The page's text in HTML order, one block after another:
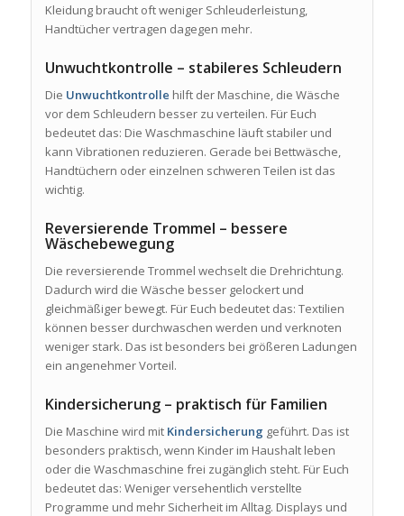
Kleidung braucht oft weniger Schleuderleistung,
Handtücher vertragen dagegen mehr.
Unwuchtkontrolle – stabileres Schleudern
Die Unwuchtkontrolle hilft der Maschine, die Wäsche
vor dem Schleudern besser zu verteilen. Für Euch
bedeutet das: Die Waschmaschine läuft stabiler und
kann Vibrationen reduzieren. Gerade bei Bettwäsche,
Handtüchern oder einzelnen schweren Teilen ist das
wichtig.
Reversierende Trommel – bessere
Wäschebewegung
Die reversierende Trommel wechselt die Drehrichtung.
Dadurch wird die Wäsche besser gelockert und
gleichmäßiger bewegt. Für Euch bedeutet das: Textilien
können besser durchwaschen werden und verknoten
weniger stark. Das ist besonders bei größeren Ladungen
ein angenehmer Vorteil.
Kindersicherung – praktisch für Familien
Die Maschine wird mit Kindersicherung geführt. Das ist
besonders praktisch, wenn Kinder im Haushalt leben
oder die Waschmaschine frei zugänglich steht. Für Euch
bedeutet das: Weniger versehentlich verstellte
Programme und mehr Sicherheit im Alltag. Displays und